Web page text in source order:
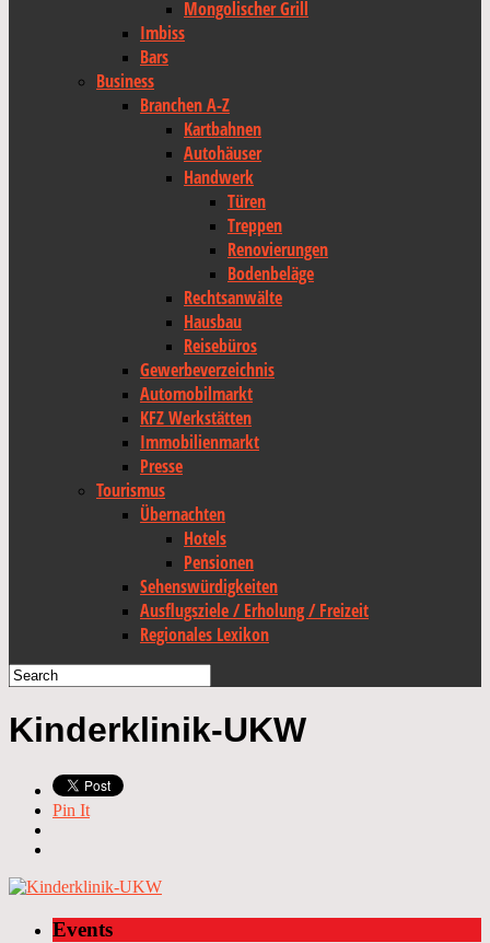
Mongolischer Grill
Imbiss
Bars
Business
Branchen A-Z
Kartbahnen
Autohäuser
Handwerk
Türen
Treppen
Renovierungen
Bodenbeläge
Rechtsanwälte
Hausbau
Reisebüros
Gewerbeverzeichnis
Automobilmarkt
KFZ Werkstätten
Immobilienmarkt
Presse
Tourismus
Übernachten
Hotels
Pensionen
Sehenswürdigkeiten
Ausflugsziele / Erholung / Freizeit
Regionales Lexikon
Kinderklinik-UKW
Pin It
Events